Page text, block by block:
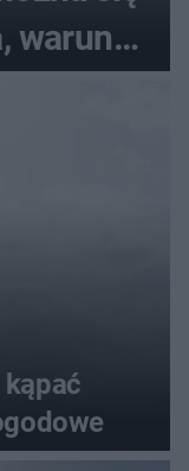
warunki